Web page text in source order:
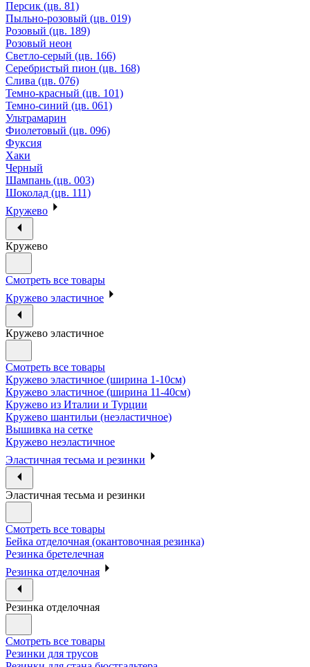
Персик (цв. 81)
Пыльно-розовый (цв. 019)
Розовый (цв. 189)
Розовый неон
Светло-серый (цв. 166)
Серебристый пион (цв. 168)
Слива (цв. 076)
Темно-красный (цв. 101)
Темно-синий (цв. 061)
Ультрамарин
Фиолетовый (цв. 096)
Фуксия
Хаки
Черный
Шампань (цв. 003)
Шоколад (цв. 111)
Кружево
Кружево
Смотреть все товары
Кружево эластичное
Кружево эластичное
Смотреть все товары
Кружево эластичное (ширина 1-10см)
Кружево эластичное (ширина 11-40см)
Кружево из Италии и Турции
Кружево шантильи (неэластичное)
Вышивка на сетке
Кружево неэластичное
Эластичная тесьма и резинки
Эластичная тесьма и резинки
Смотреть все товары
Бейка отделочная (окантовочная резинка)
Резинка бретелечная
Резинка отделочная
Резинка отделочная
Смотреть все товары
Резинки для трусов